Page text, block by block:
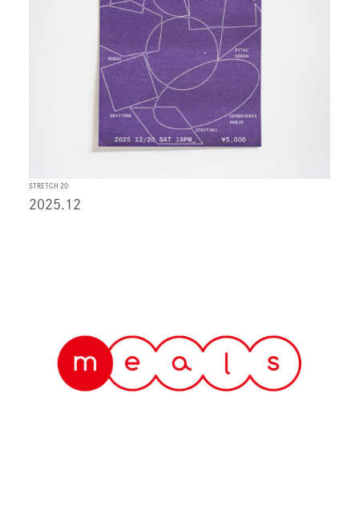
STRETCH 20
2025.12